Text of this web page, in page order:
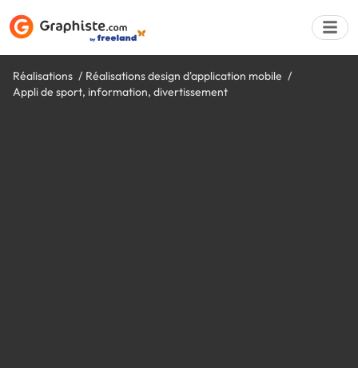
Réalisations
Réalisations design d'application mobile
Appli de sport, information, divertissement